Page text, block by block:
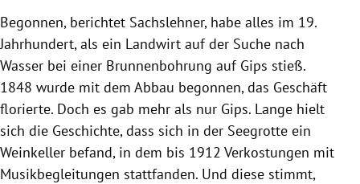
Begonnen, berichtet Sachslehner, habe alles im 19.
Jahrhundert, als ein Landwirt auf der Suche nach
Wasser bei einer Brunnenbohrung auf Gips stieß.
1848 wurde mit dem Abbau begonnen, das Geschäft
florierte. Doch es gab mehr als nur Gips. Lange hielt
sich die Geschichte, dass sich in der Seegrotte ein
Weinkeller befand, in dem bis 1912 Verkostungen mit
Musikbegleitungen stattfanden. Und diese stimmt,